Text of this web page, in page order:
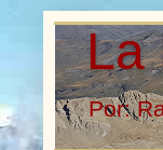
La
Por: